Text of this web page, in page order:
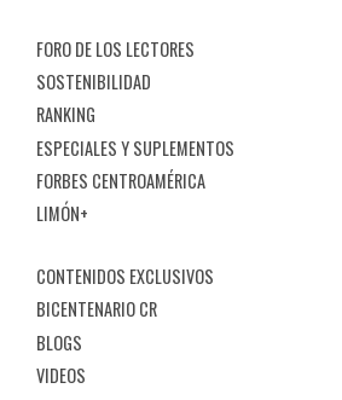
FORO DE LOS LECTORES
SOSTENIBILIDAD
RANKING
ESPECIALES Y SUPLEMENTOS
FORBES CENTROAMÉRICA
LIMÓN+
CONTENIDOS EXCLUSIVOS
BICENTENARIO CR
BLOGS
VIDEOS